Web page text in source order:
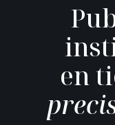
Pu
inst
enti
preci